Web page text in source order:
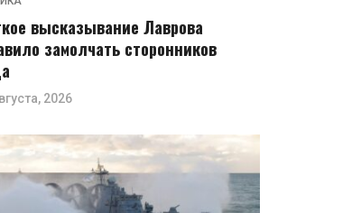
высказывание Лаврова
замолчать сторонников
2026